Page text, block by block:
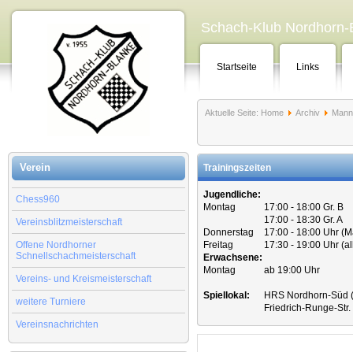
Verein
Chess960
Vereinsblitzmeisterschaft
Offene Nordhorner
Schnellschachmeisterschaft
Vereins- und Kreismeisterschaft
weitere Turniere
Vereinsnachrichten
Schach-Klub
Startseite Links
Aktuelle Seite: Home Archiv
Trainingszeiten
Jugendliche:
Montag
17:00 - 18:00 Gr. B
17:00 - 18:30 Gr. A
Donnerstag
17:00 - 18:00 Uhr
Freitag
17:30 - 19:00 Uhr
Erwachsene:
Montag
ab 19:00 Uhr
Spiellokal:
HRS Nordhorn-Süd
Friedrich-Runge-